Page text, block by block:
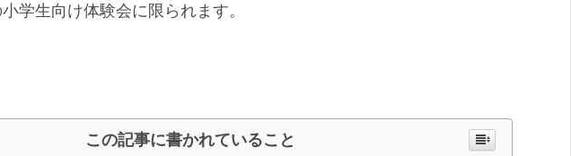
学生向け体験会に限られます。
この記事に書かれていること